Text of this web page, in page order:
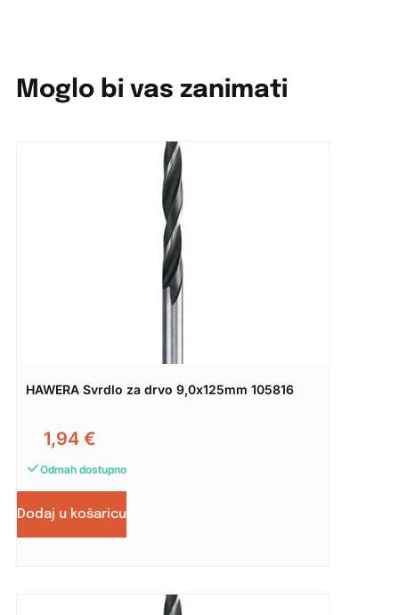
Moglo bi vas zanimati
HAWERA Svrdlo za drvo 9,0x125mm 105816
1,94 €
Odmah dostupno
Dodaj u košaricu